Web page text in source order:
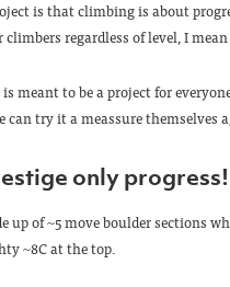
is that climbing is about
regardless of level, I
meant to be a project for
can try it a meassure
only progress!
up of ~5 move boulder sections
~8C at the top.